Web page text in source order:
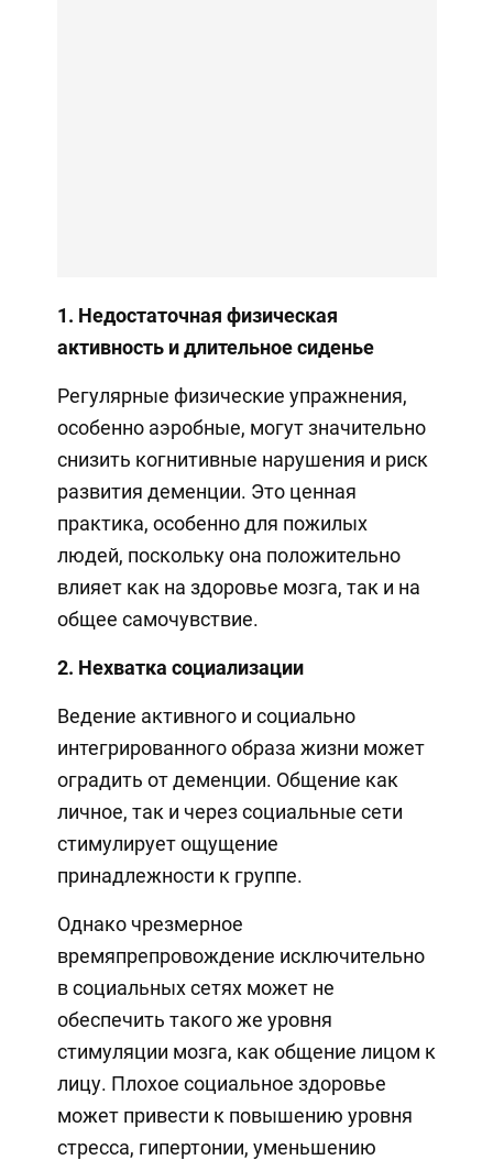
1. Недостаточная физическая
активность и длительное сиденье
Регулярные физические упражнения,
особенно аэробные, могут значительно
снизить когнитивные нарушения и риск
развития деменции. Это ценная
практика, особенно для пожилых
людей, поскольку она положительно
влияет как на здоровье мозга, так и на
общее самочувствие.
2. Нехватка социализации
Ведение активного и социально
интегрированного образа жизни может
оградить от деменции. Общение как
личное, так и через социальные сети
стимулирует ощущение
принадлежности к группе.
Однако чрезмерное
времяпрепровождение исключительно
в социальных сетях может не
обеспечить такого же уровня
стимуляции мозга, как общение лицом к
лицу. Плохое социальное здоровье
может привести к повышению уровня
стресса, гипертонии, уменьшению